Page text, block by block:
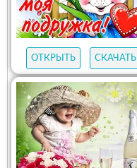
ОТКРЫТЬ СКАЧАТЬ